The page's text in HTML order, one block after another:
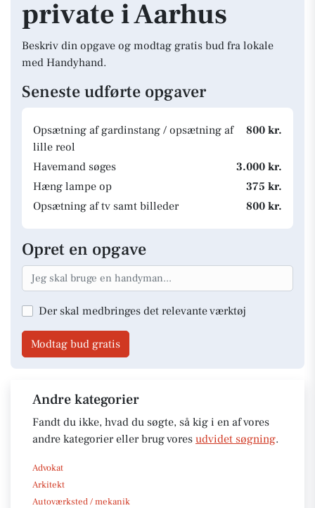
private i Aarhus
Beskriv din opgave og modtag gratis bud fra lokale
med Handyhand.
Seneste udførte opgaver
Opsætning af gardinstang / opsætning af
lille reol
800 kr.
Havemand søges
3.000 kr.
Hæng lampe op
375 kr.
Opsætning af tv samt billeder
800 kr.
Opret en opgave
Der skal medbringes det relevante værktøj
Modtag bud gratis
Andre kategorier
Fandt du ikke, hvad du søgte, så kig i en af vores
andre kategorier eller brug vores udvidet søgning.
Advokat
Arkitekt
Autoværksted / mekanik